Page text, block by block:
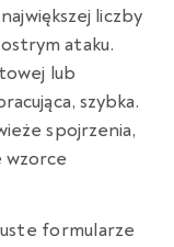
liczby
ataku.
lub
szybka.
spojrzenia,
wzorce
formularze